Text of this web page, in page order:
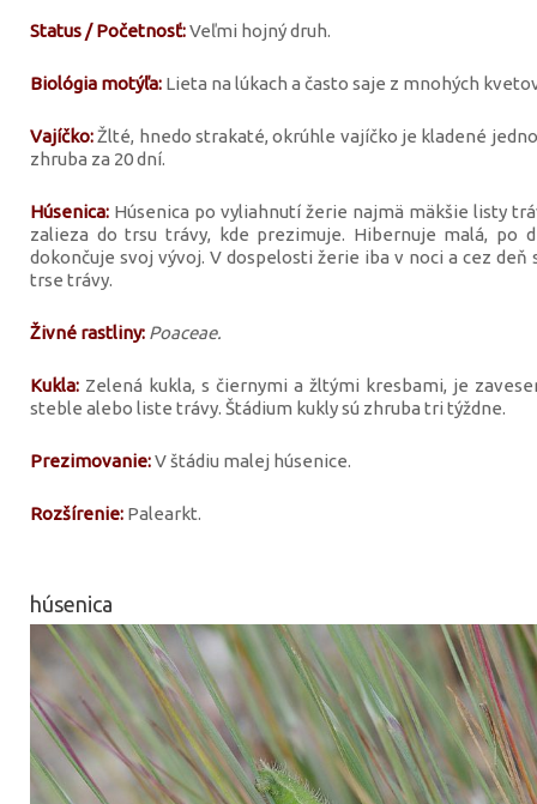
Status / Početnosť:Veľmi hojný druh.
Biológia motýľa: Lieta na lúkach a často saje z mnohých
Vajíčko:Žlté, hnedo strakaté, okrúhle vajíčko je kladené
zhruba za 20 dní.
Húsenica: Húsenica po vyliahnutí žerie najmä mäkšie listy
zalieza do trsu trávy, kde prezimuje. Hibernuje malá, po
dokončuje svoj vývoj. V dospelosti žerie iba v noci a cez
trse trávy.
Živné rastliny: Poaceae.
Kukla: Zelená kukla, s čiernymi a žltými kresbami, je
steble alebo liste trávy. Štádium kukly sú zhruba tri týždne.
Prezimovanie:V štádiu malej húsenice.
Rozšírenie: Palearkt.
húsenica